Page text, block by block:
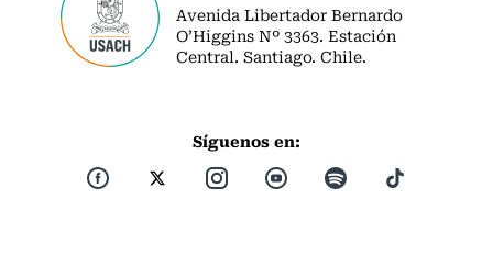
Avenida Libertador Bernardo
O’Higgins Nº 3363. Estación
Central. Santiago. Chile.
Síguenos en: